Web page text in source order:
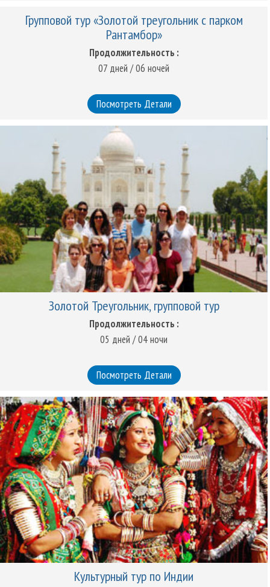
Групповой тур «Золотой треугольник с парком
Рантамбор»
Продолжительность :
07 дней / 06 ночей
Посмотреть Детали
Золотой Треугольник, групповой тур
Продолжительность :
05 дней / 04 ночи
Посмотреть Детали
Культурный тур по Индии